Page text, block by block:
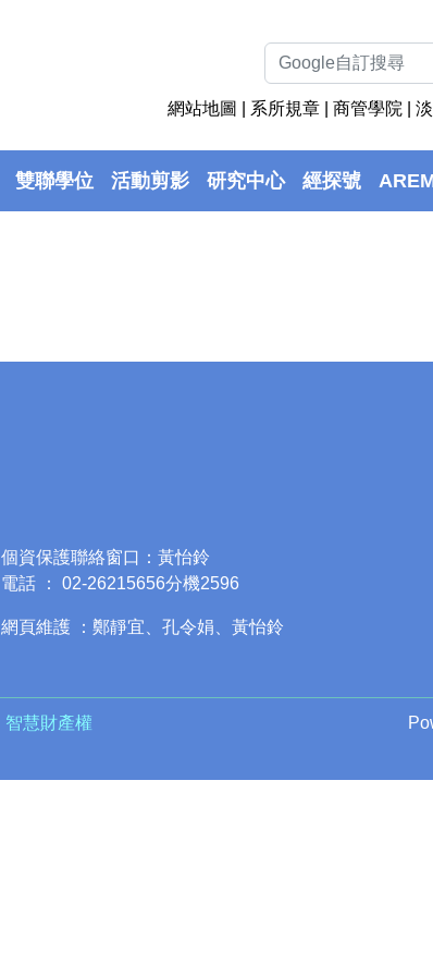
網站地圖 系所規章 |商管學院 |
雙聯學位 活動剪影 研究中心 經探號
個資保護聯絡窗口：黃怡鈴
電話 ： 02-26215656分機2596
網頁維護 ：鄭靜宜、孔令娟、黃怡鈴
智慧財產權